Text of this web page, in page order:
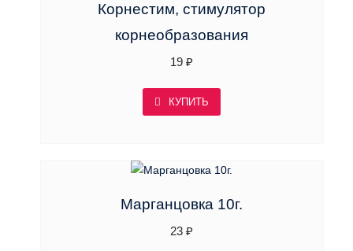
Корнестим, стимулятор
корнеобразования
19₽
КУПИТЬ
Марганцовка 10г.
23₽